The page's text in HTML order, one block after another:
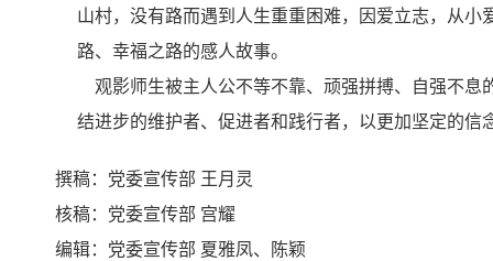
山村，没有路而遇到人生重重困难，因爱立志，从
路、幸福之路的感人故事。
观影师生被主人公不等不靠、顽强拼搏、自强不息
结进步的维护者、促进者和践行者，以更加坚定的信
撰稿：党委宣传部 王月灵
核稿：党委宣传部 宫耀
编辑：党委宣传部 夏雅凤、陈颖